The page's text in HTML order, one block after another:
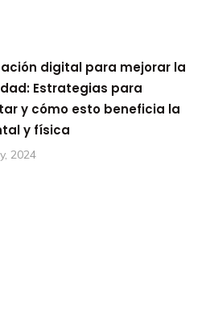
digital para mejorar la
Estrategias para
y cómo esto beneficia la
y física
2024